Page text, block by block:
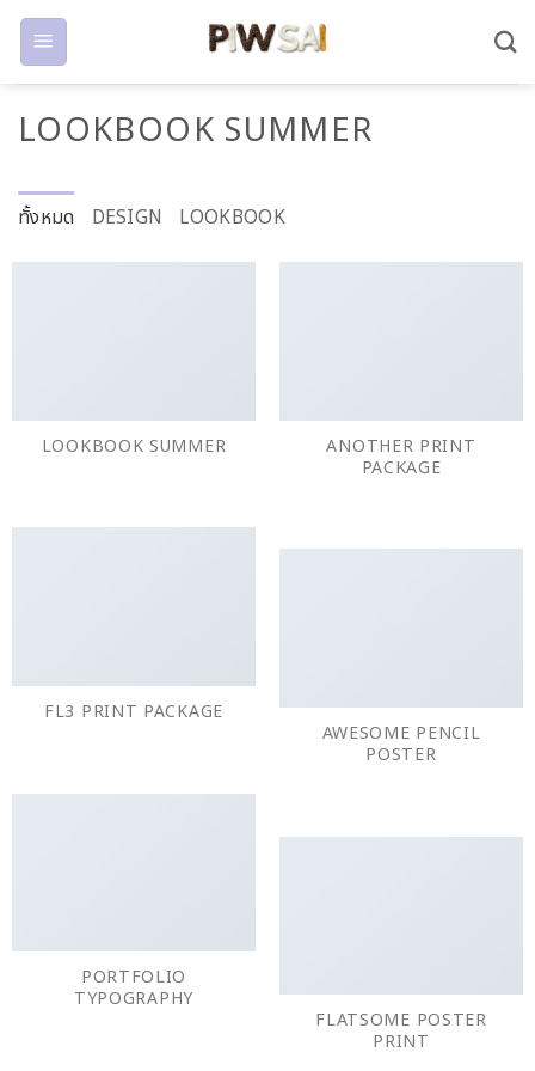
ข้าม
ยัง
เนื้อหา
LOOKBOOK SUMMER
ทั้งหมด DESIGN LOOKBOOK
LOOKBOOK SUMMER
ANOTHER PRINT
PACKAGE
FL3 PRINT PACKAGE
AWESOME PENCIL
POSTER
PORTFOLIO
TYPOGRAPHY
FLATSOME POSTER
PRINT